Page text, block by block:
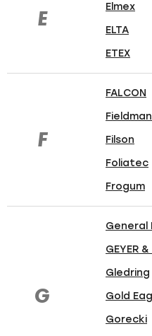
E
Elmex
ELTA
ETEX
F
FALCON
Filson
Foliatec
Frogum
G
General
GEYER
Gledring
Gold
Gorecki